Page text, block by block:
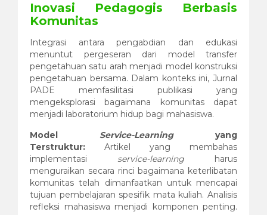
Inovasi Pedagogis Berbasis
Komunitas
Integrasi antara pengabdian dan edukasi
menuntut pergeseran dari model transfer
pengetahuan satu arah menjadi model konstruksi
pengetahuan bersama. Dalam konteks ini, Jurnal
PADE memfasilitasi publikasi yang
mengeksplorasi bagaimana komunitas dapat
menjadi laboratorium hidup bagi mahasiswa.
Model Service-Learningyang
Terstruktur: Artikel yang membahas
implementasi service-learning harus
menguraikan secara rinci bagaimana keterlibatan
komunitas telah dimanfaatkan untuk mencapai
tujuan pembelajaran spesifik mata kuliah. Analisis
refleksi mahasiswa menjadi komponen penting.